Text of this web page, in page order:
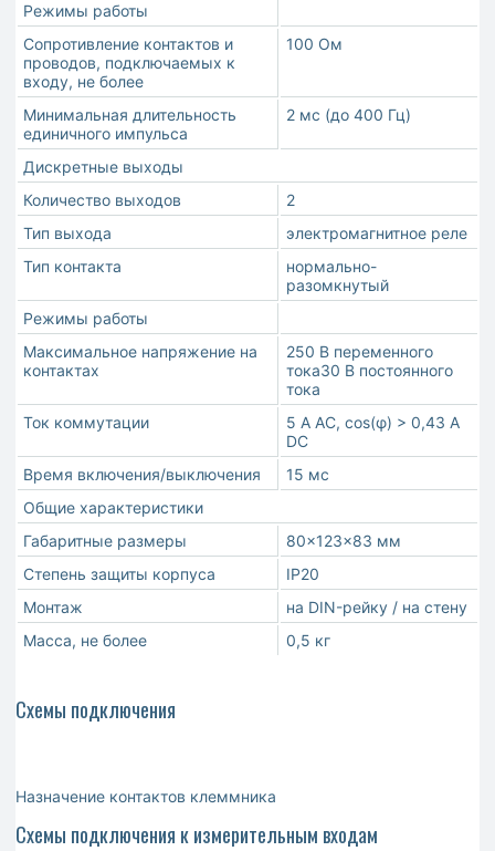
Режимы работы
Сопротивление контактов и
проводов, подключаемых к
входу, не более
100 Ом
Минимальная длительность
единичного импульса
2 мс (до 400 Гц)
Дискретные выходы
Количество выходов
2
Тип выхода
электромагнитное реле
Тип контакта
нормально-
разомкнутый
Режимы работы
Максимальное напряжение на
контактах
250 В переменного
тока30 В постоянного
тока
Ток коммутации
5 А AC, cos(φ) > 0,43 A
DC
Время включения/выключения
15 мс
Общие характеристики
Габаритные размеры
80×123×83 мм
Степень защиты корпуса
IP20
Монтаж
на DIN-рейку / на стену
Масса, не более
0,5 кг
Схемы подключения
Назначение контактов клеммника
Схемы подключения к измерительным входам